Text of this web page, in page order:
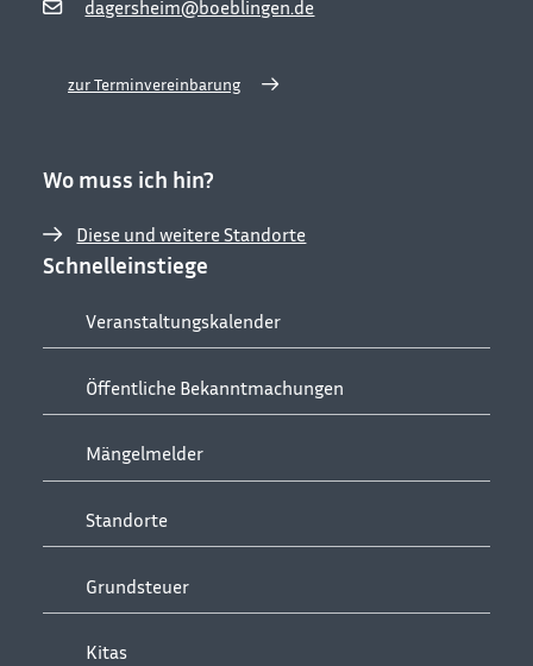
dagersheim@boeblingen.de
zur Terminvereinbarung
Wo muss ich hin?
Diese und weitere Standorte
Schnelleinstiege
Veranstaltungskalender
Öffentliche Bekanntmachungen
Mängelmelder
Standorte
Grundsteuer
Kitas